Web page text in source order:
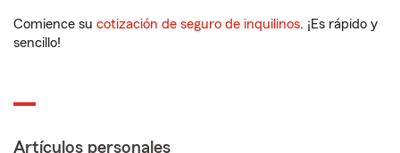
Comience su cotización de seguro de inquilinos. ¡Es rápido y
sencillo!
Artículos personales